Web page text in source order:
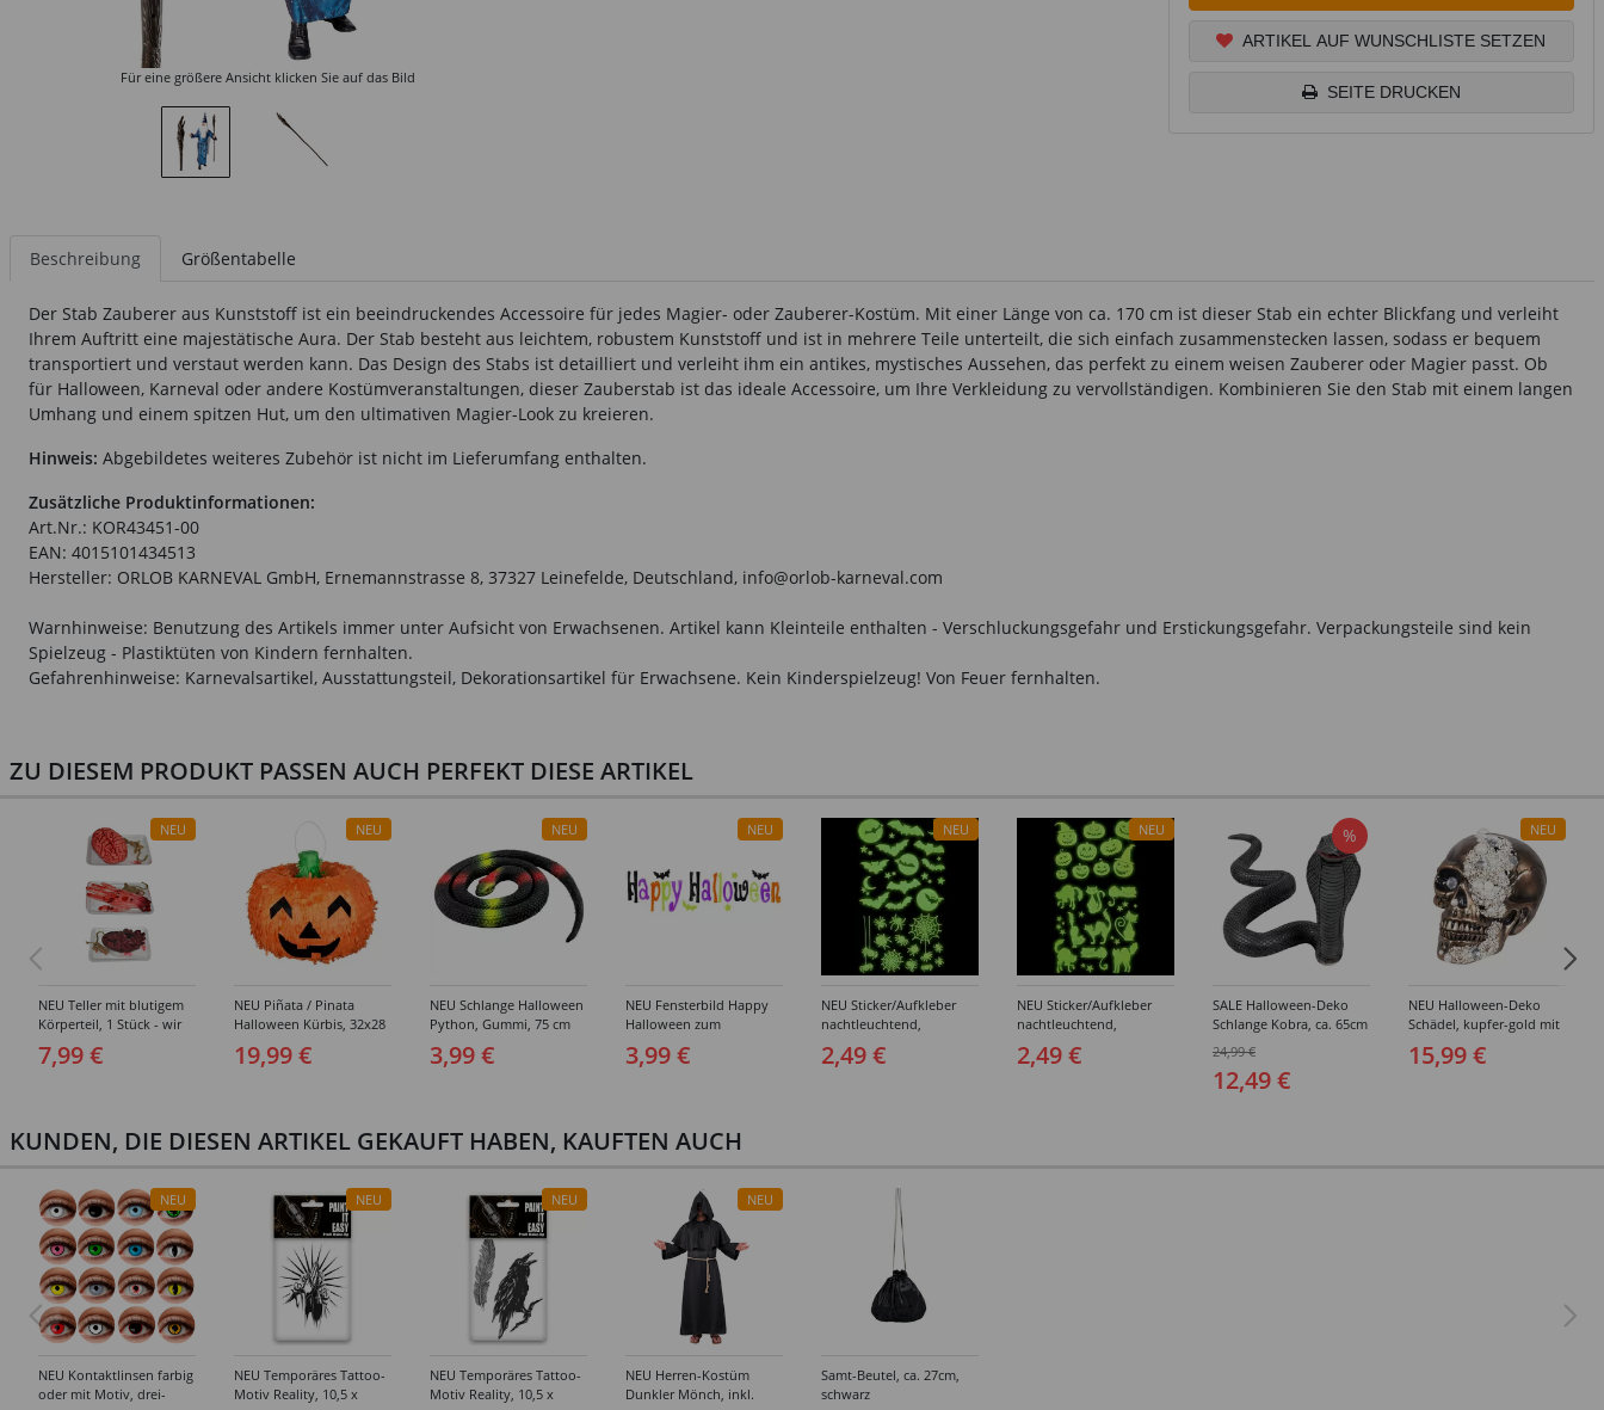
Für eine größere Ansicht klicken Sie auf das Bild
ARTIKEL AUF WUNSCHLISTE SETZEN
SEITE DRUCKEN
Beschreibung Größentabelle
Der Stab Zauberer aus Kunststoff ist ein beeindruckendes Accessoire für jedes Magier- oder Zauberer-Kostüm. Mit einer Länge von ca. 170 cm ist dieser Stab ein echter Blickfang und verleiht
Ihrem Auftritt eine majestätische Aura. Der Stab besteht aus leichtem, robustem Kunststoff und ist in mehrere Teile unterteilt, die sich einfach zusammenstecken lassen, sodass er bequem
transportiert und verstaut werden kann. Das Design des Stabs ist detailliert und verleiht ihm ein antikes, mystisches Aussehen, das perfekt zu einem weisen Zauberer oder Magier passt. Ob
für Halloween, Karneval oder andere Kostümveranstaltungen, dieser Zauberstab ist das ideale Accessoire, um Ihre Verkleidung zu vervollständigen. Kombinieren Sie den Stab mit einem langen
Umhang und einem spitzen Hut, um den ultimativen Magier-Look zu kreieren.
Hinweis: Abgebildetes weiteres Zubehör ist nicht im Lieferumfang enthalten.
Zusätzliche Produktinformationen:
Art.Nr.: KOR43451-00
EAN: 4015101434513
Hersteller: ORLOB KARNEVAL GmbH, Ernemannstrasse 8, 37327 Leinefelde, Deutschland, info@orlob-karneval.com
Warnhinweise: Benutzung des Artikels immer unter Aufsicht von Erwachsenen. Artikel kann Kleinteile enthalten - Verschluckungsgefahr und Erstickungsgefahr. Verpackungsteile sind kein
Spielzeug - Plastiktüten von Kindern fernhalten.
Gefahrenhinweise: Karnevalsartikel, Ausstattungsteil, Dekorationsartikel für Erwachsene. Kein Kinderspielzeug! Von Feuer fernhalten.
ZU DIESEM PRODUKT PASSEN AUCH PERFEKT DIESE ARTIKEL
NEU
NEU Teller mit blutigem
Körperteil, 1 Stück - wir
wählen für Sie aus ob
Herz oder Hand oder
7,99 €
NEU
NEU Piñata / Pinata
Halloween Kürbis, 32x28
cm, mit Schlaufe zum
Aufhängen
19,99 €
NEU
NEU Schlange Halloween
Python, Gummi, 75 cm
3,99 €
NEU
NEU Fensterbild Happy
Halloween zum
Ankleben, 50x15cm
3,99 €
NEU
NEU Sticker/Aufkleber
nachtleuchtend,
Halloween-Motive
Spinnen & Fledermäuse,
2,49 €
NEU
NEU Sticker/Aufkleber
nachtleuchtend,
Halloween-Motive
Katzen & Kürbis,
2,49 €
%
SALE Halloween-Deko
Schlange Kobra, ca. 65cm
lang, ca. 30cm hoch
24,99 €
12,49 €
NEU
NEU Halloween-Deko
Schädel, kupfer-gold mit
Perlen, ca. 16 x 15 x
21cm, Totenschädel
15,99 €
KUNDEN, DIE DIESEN ARTIKEL GEKAUFT HABEN, KAUFTEN AUCH
NEU
NEU Kontaktlinsen farbig
oder mit Motiv, drei-
NEU
NEU Temporäres Tattoo-
Motiv Reality, 10,5 x
NEU
NEU Temporäres Tattoo-
Motiv Reality, 10,5 x
NEU
NEU Herren-Kostüm
Dunkler Mönch, inkl.
Samt-Beutel, ca. 27cm,
schwarz